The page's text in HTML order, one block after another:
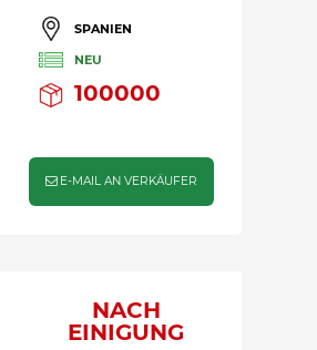
SPANIEN
NEU
100000
E-MAIL AN VERKÄUFER
NACH
EINIGUNG